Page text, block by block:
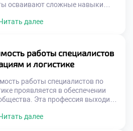
осваивают сложные навыки
программы невозможно
фундаментом формирования
Образовательный процесс
практикой. Наставники
трудности на […]
далее
работы специалистов
и логистике
работы специалистов по
проявляется в обеспечении
Эта профессия выходит
формируют невидимый
далее